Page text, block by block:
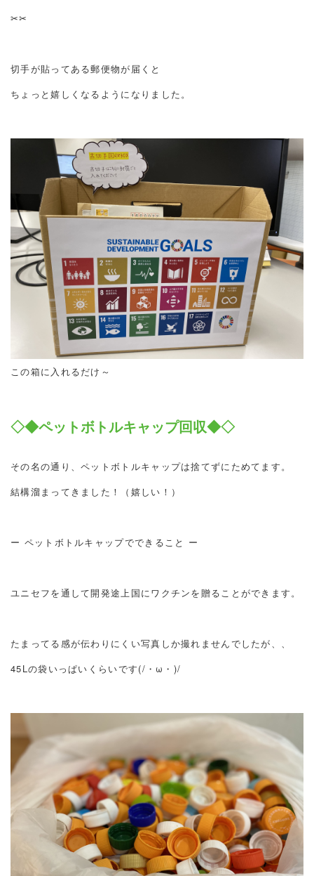
✂✂
切手が貼ってある郵便物が届くと
ちょっと嬉しくなるようになりました。
この箱に入れるだけ～
◇◆ペットボトルキャップ回収◆◇
その名の通り、ペットボトルキャップは捨てずにためてます。
結構溜まってきました！（嬉しい！）
ー ペットボトルキャップでできること ー
ユニセフを通して開発途上国にワクチンを贈ることができます。
たまってる感が伝わりにくい写真しか撮れませんでしたが、、
45Lの袋いっぱいくらいです(/・ω・)/